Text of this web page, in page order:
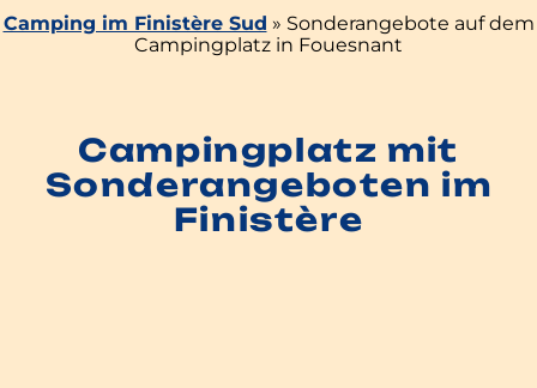
Camping im Finistère Sud » Sonderangebote auf dem
Campingplatz in Fouesnant
Campingplatz mit
Sonderangeboten im
Finistère